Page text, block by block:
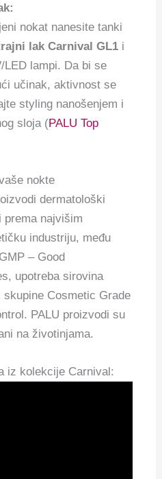
nokat nanesite tanki
lak Carnival GL1 i
LED lampi. Da bi se
učinak, aktivnost se
styling nanošenjem i
sloja (PALU Top
nokte
dermatološki
prema najvišim
industriju, među
– Good
upotreba sirovina
Cosmetic Grade
PALU proizvodi su
na životinjama.
iz kolekcije Carnival: